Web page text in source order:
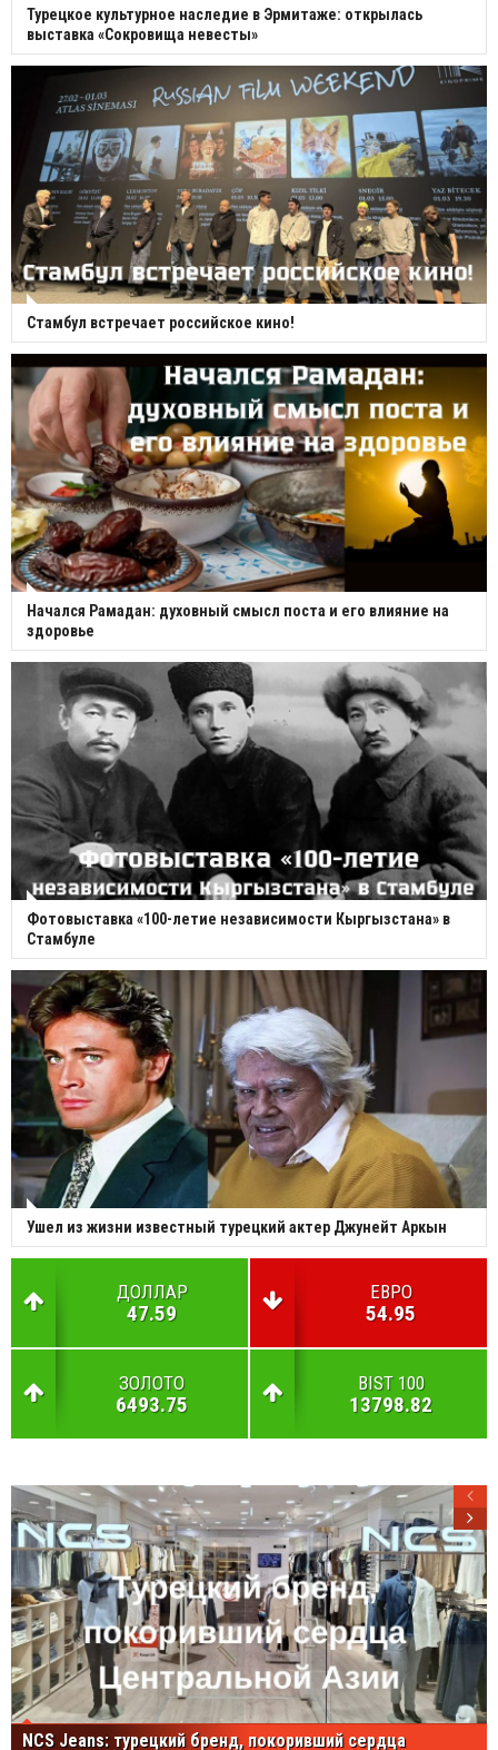
Турецкое культурное наследие в Эрмитаже: открылась
выставка «Сокровища невесты»
Стамбул встречает российское кино!
Начался Рамадан: духовный смысл поста и его влияние на
здоровье
Фотовыставка «100-летие независимости Кыргызстана» в
Стамбуле
Ушел из жизни известный турецкий актер Джунейт Аркын
ДОЛЛАР
47.59
ЕВРО
54.95
ЗОЛОТО
6493.75
BIST 100
13798.82
NCS Jeans: турецкий бренд, покоривший сердца